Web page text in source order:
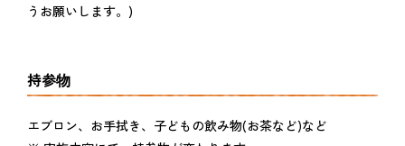
うお願いします。)
持参物
エブロン、お手拭き、子どもの飲み物(お茶など)など